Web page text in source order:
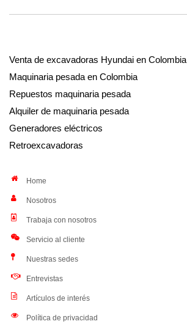
Venta de excavadoras Hyundai en Colombia
Maquinaria pesada en Colombia
Repuestos maquinaria pesada
Alquiler de maquinaria pesada
Generadores eléctricos
Retroexcavadoras
Home
Nosotros
Trabaja con nosotros
Servicio al cliente
Nuestras sedes
Entrevistas
Artículos de interés
Política de privacidad